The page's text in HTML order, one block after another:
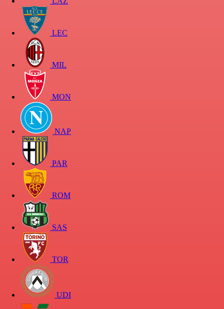
LEC
MIL
MON
NAP
PAR
ROM
SAS
TOR
UDI